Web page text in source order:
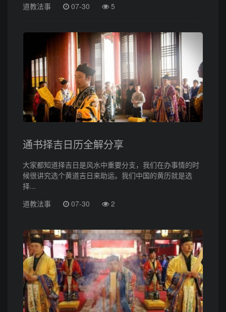
道教法事
07-30 5
通书择吉日历全解分享
大家都知道择吉日是风水中重要分支，我们在办事情的时
候很讲究选个黄道吉日来助运。我们中国的黄历就是选
择...
道教法事
07-30 2